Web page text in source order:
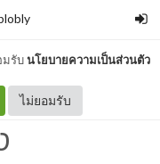
มรับนโยบายความเป็นส่วนตัว
ไม่ยอมรับ
ดีและคนที่